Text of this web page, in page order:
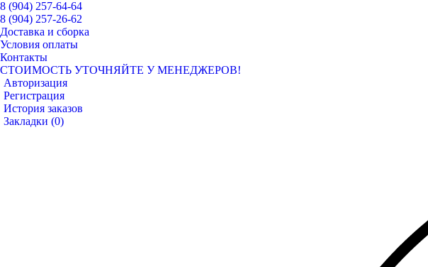
8 (904) 257-64-64
8 (904) 257-26-62
Доставка и сборка
Условия оплаты
Контакты
СТОИМОСТЬ УТОЧНЯЙТЕ У МЕНЕДЖЕРОВ!
Авторизация
Регистрация
История заказов
Закладки (0)